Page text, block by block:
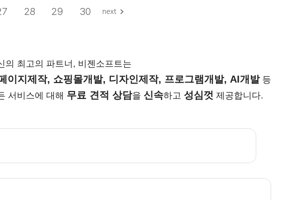
28 29 30
의 최고의 파트너, 비젠소프트는
이지제작, 쇼핑몰개발, 디자인제작, 프로그램개발, AI개발등
서비스에 대해 무료 견적 상담을 신속하고 성심껏 제공합니다.